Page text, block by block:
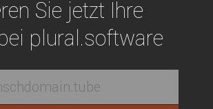
Sie jetzt Ihre
plural.software